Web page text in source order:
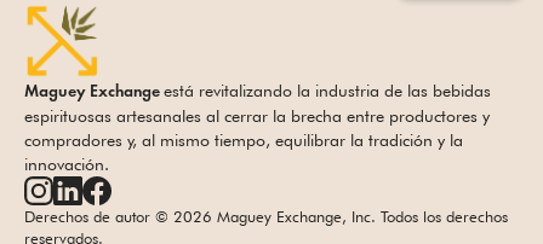
Maguey Exchange está revitalizando la industria de las bebidas
espirituosas artesanales al cerrar la brecha entre productores y
compradores y, al mismo tiempo, equilibrar la tradición y la
innovación.
Derechos de autor © 2026 Maguey Exchange, Inc. Todos los derechos
reservados.